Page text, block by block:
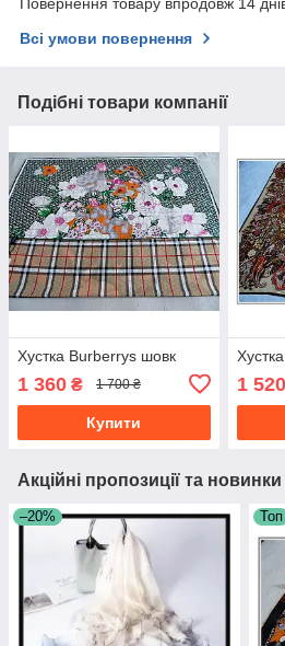
Повернення товару впродовж 14
Всі умови повернення
Подібні товари компанії
Хустка Burberrys шовк
1 360 ₴ 1 700 ₴
Купити
1 520
Акційні пропозиції та новинки
–20% Топ